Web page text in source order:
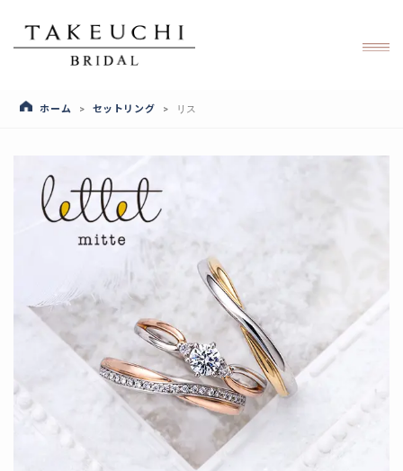
ホーム > セットリング > リス